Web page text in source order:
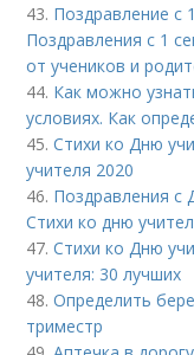
43. Поздравление с
Поздравления с 1
от учеников и
44. Как можно
условиях. Как
45.Стихи ко Дню
учителя 2020
46. Поздравления с
Стихи ко дню
47.Стихи ко Дню
учителя: 30 лучших
48.Определить
триместр